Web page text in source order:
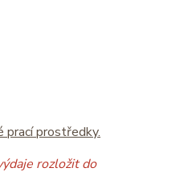
prací prostředky.
rozložit do